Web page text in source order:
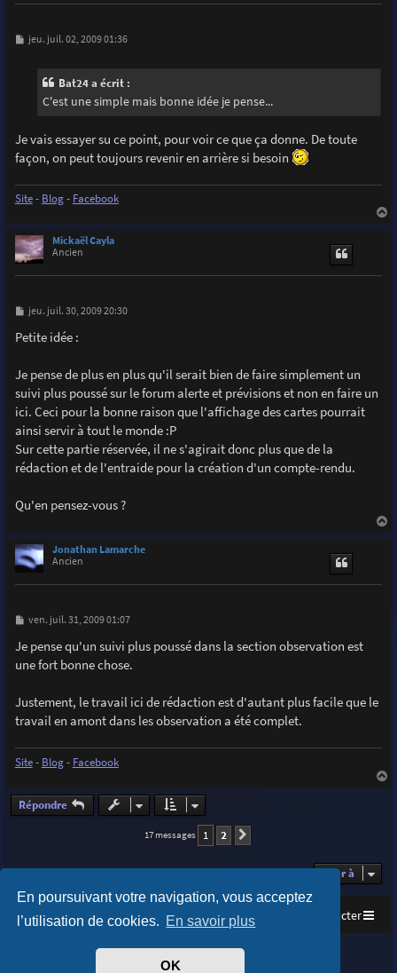
En poursuivant votre navigation, vous acceptez
l’utilisation de cookies. En savoir plus
OK
M
jeu. juil. 02, 2009 01:36
Bat24 a écrit :
C'est une simple mais bonne idée je pense...
Je vais essayer su ce point, pour voir ce que ça donne. De toute
façon, on peut toujours revenir en arrière si besoin
Site- Blog- Facebook
Mickaël Cayla
Ancien
M
s
s
e
jeu. juil. 30, 2009 20:30
Petite idée :
Je pense de plus en plus qu'il serait bien de faire simplement un
suivi plus poussé sur le forum alerte et prévisions et non en faire un
ici. Ceci pour la bonne raison que l'affichage des cartes pourrait
ainsi servir à tout le monde :P
Sur cette partie réservée, il ne s'agirait donc plus que de la
rédaction et de l'entraide pour la création d'un compte-rendu.
Qu'en pensez-vous ?
Jonathan Lamarche
Ancien
M
s
s
a
ven. juil. 31, 2009 01:07
Je pense qu'un suivi plus poussé dans la section observation est
une fort bonne chose.
Justement, le travail ici de rédaction est d'autant plus facile que le
travail en amont dans les observation a été complet.
Site- Blog- Facebook
a
Répondre
17 messages 1 2
Aller à
Accueil Index du forum Nous contacter
Purplexion style byIan Bradley
phpBB® Forum Software © phpBB Limited